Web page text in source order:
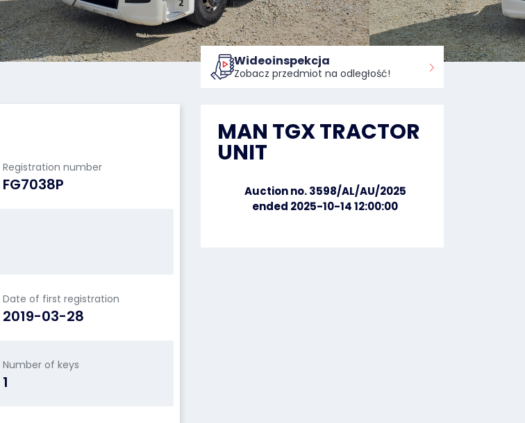
Registration number
FG7038P
Date of first registration
2019-03-28
Number of keys
1
Wideoinspekcja
Zobacz przedmiot na odległość!
MAN TGX TRACTOR
UNIT
Auction no. 3598/AL/AU/2025
ended 2025-10-14 12:00:00